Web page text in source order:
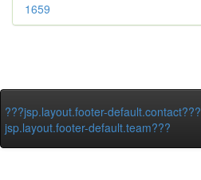
1659
???jsp.layout.footer-default.contact???
jsp.layout.footer-default.team???